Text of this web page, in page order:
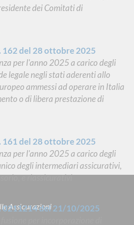
dei Comitati di
del 28 ottobre 2025
per l'anno 2025 a carico degli
legale negli stati aderenti allo
ammessi ad operare in Italia
o di libera prestazione di
del 28 ottobre 2025
per l'anno 2025 a carico degli
degli intermediari assicurativi,
e riassicurativi
0211214 del 21/10/2025
per incorporazione di
Assicurazioni